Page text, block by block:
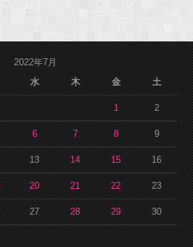
2022年7月
水 木 金 土
1 2
6 7 8 9
13 14 15 16
20 21 22 23
27 28 29 30